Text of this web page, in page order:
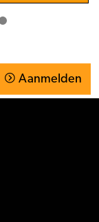
Aanmelden